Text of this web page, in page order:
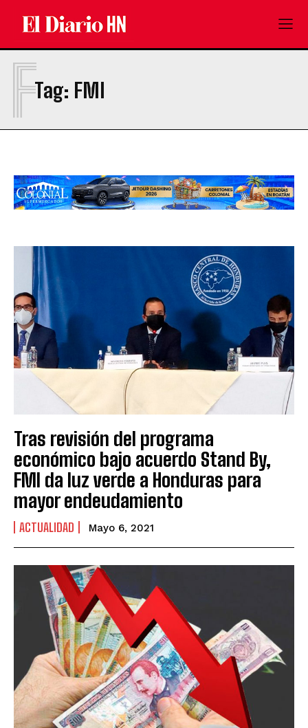
Tag: FMI
F
Tras revisión del programa
económico bajo acuerdo Stand By,
FMI da luz verde a Honduras para
mayor endeudamiento
ACTUALIDAD Mayo 6, 2021